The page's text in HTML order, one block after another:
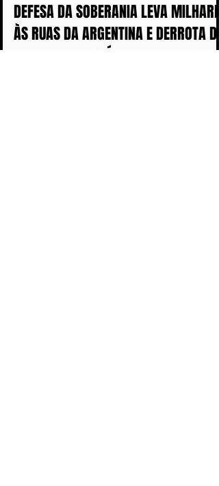
DEFESA DA SOBERANIA LEVA MILHARES
ÀS RUAS DA ARGENTINA E DERROTA DE
MILEI ABALA POLÍTICA IMPERIALISTA